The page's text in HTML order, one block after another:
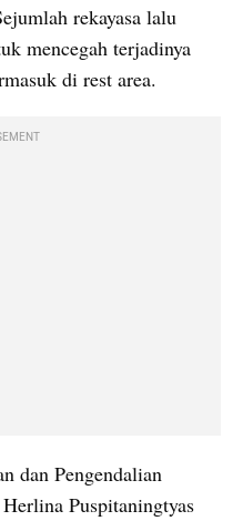
rekayasa lalu
mencegah terjadinya
di rest area.
dan Pengendalian
Puspitaningtyas